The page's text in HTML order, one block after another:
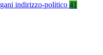
indirizzo-politico 41